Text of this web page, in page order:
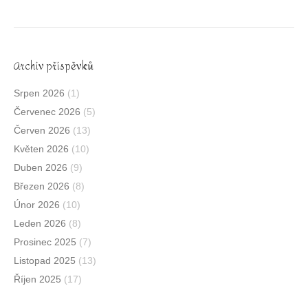
Archív příspěvků
Srpen 2026 (1)
Červenec 2026 (5)
Červen 2026 (13)
Květen 2026 (10)
Duben 2026 (9)
Březen 2026 (8)
Únor 2026 (10)
Leden 2026 (8)
Prosinec 2025 (7)
Listopad 2025 (13)
Říjen 2025 (17)